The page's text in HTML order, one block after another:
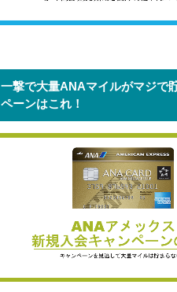
一撃で大量ANAマイルがマジで
ペーンはこれ！